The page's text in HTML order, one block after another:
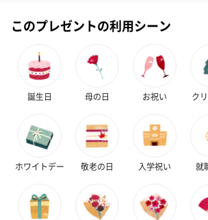
このプレゼントの利用シーン
誕生日 母の日 お祝い ク
ホワイトデー 敬老の日 入学祝い 就